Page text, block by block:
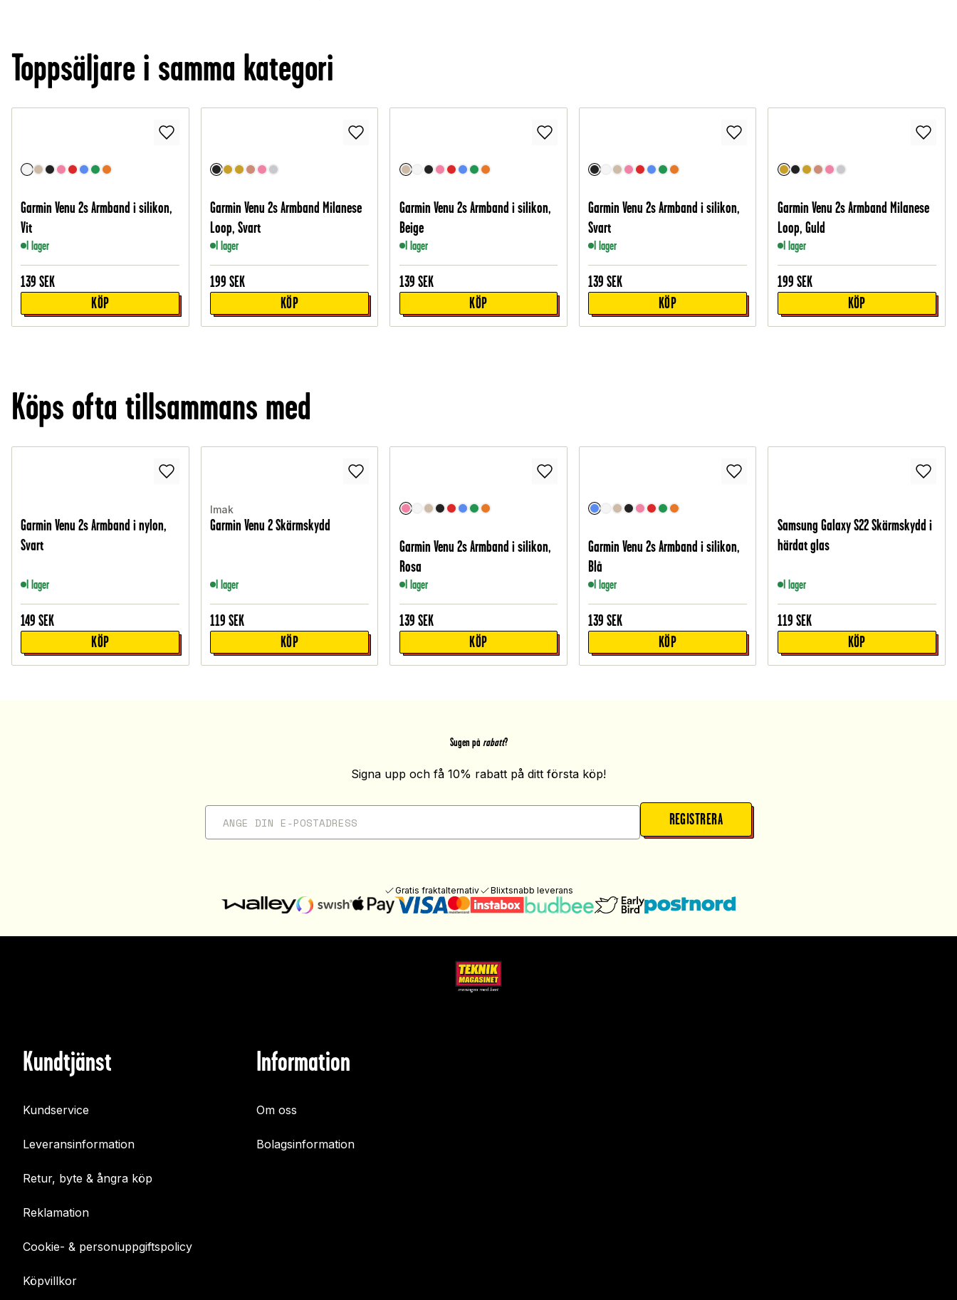
Toppsäljare i samma kategori
Garmin Venu 2s Armband i silikon,
Vit
I lager
139 SEK
KÖP
Garmin Venu 2s Armband Milanese
Loop, Svart
I lager
199 SEK
KÖP
Garmin Venu 2s Armband i silikon,
Beige
I lager
139 SEK
KÖP
Garmin Venu 2s Armband i silikon,
Svart
I lager
139 SEK
KÖP
Garmin Venu 2s Armband Milanese
Loop, Guld
I lager
199 SEK
KÖP
Köps ofta tillsammans med
Garmin Venu 2s Armband i nylon,
Svart
I lager
149 SEK
KÖP
Imak
Garmin Venu 2 Skärmskydd
I lager
119 SEK
KÖP
Garmin Venu 2s Armband i silikon,
Rosa
I lager
139 SEK
KÖP
Garmin Venu 2s Armband i silikon,
Blå
I lager
139 SEK
KÖP
Samsung Galaxy S22 Skärmskydd i
härdat glas
I lager
119 SEK
KÖP
Sugen på rabatt?
Signa upp och få 10% rabatt på ditt första köp!
REGISTRERA
Gratis fraktalternativ Blixtsnabb leverans
Kundtjänst
Kundservice
Leveransinformation
Retur, byte & ångra köp
Reklamation
Cookie- & personuppgiftspolicy
Köpvillkor
Information
Om oss
Bolagsinformation